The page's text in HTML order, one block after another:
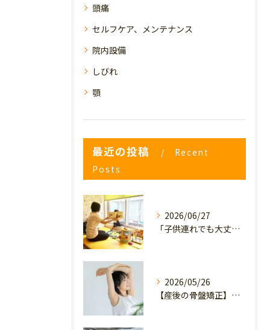
頭痛
セルフケア、メンテナンス
院内設備
しびれ
顎
最近の投稿
Recent
Posts
2026/06/27
「子供連れでも大丈夫？」産後の腰痛・体型崩れに悩むママが、プライミー鍼灸整骨院を選ぶ3つの理由
2026/05/26
【産後の骨盤矯正】産後の原因不明なイライラ・疲れやすさは骨盤のせい？心と体を軽くするヒント